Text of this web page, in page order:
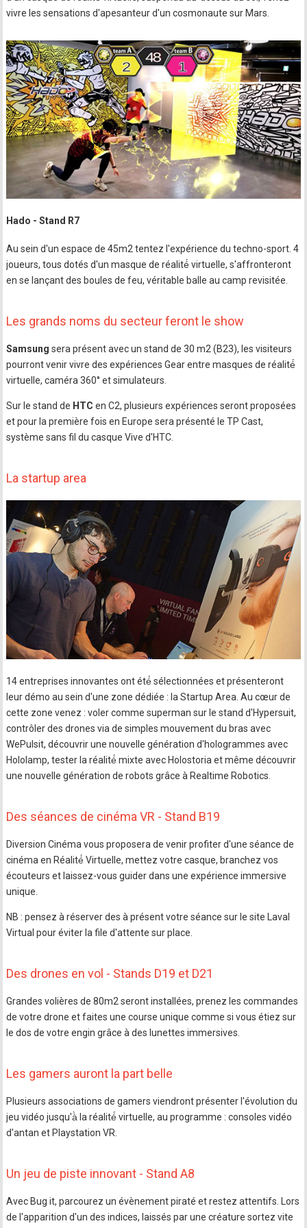
vivre les sensations d'apesanteur d'un cosmonaute sur Mars.
Hado - Stand R7
Au sein d'un espace de 45m2 tentez l'expérience du techno-sport. 4
joueurs, tous dotés d'un masque de réalité́ virtuelle, s'affronteront
en se lançant des boules de feu, véritable balle au camp revisitée.
Les grands noms du secteur feront le show
Samsungsera présent avec un stand de 30 m2 (B23), les visiteurs
pourront venir vivre des expériences Gear entre masques de réalité́
virtuelle, caméra 360° et simulateurs.
Sur le stand de HTCen C2, plusieurs expériences seront proposées
et pour la première fois en Europe sera présenté le TP Cast,
système sans fil du casque Vive d'HTC.
La startup area
14 entreprises innovantes ont été́ sélectionnées et présenteront
leur démo au sein d'une zone dédiée : la Startup Area. Au cœur de
cette zone venez : voler comme superman sur le stand d'Hypersuit,
contrôler des drones via de simples mouvement du bras avec
WePulsit, découvrir une nouvelle génération d'hologrammes avec
Hololamp, tester la réalité́ mixte avec Holostoria et même découvrir
une nouvelle génération de robots grâce à Realtime Robotics.
Des séances de cinéma VR - Stand B19
Diversion Cinéma vous proposera de venir profiter d'une séance de
cinéma en Réalité́ Virtuelle, mettez votre casque, branchez vos
écouteurs et laissez-vous guider dans une expérience immersive
unique.
NB : pensez à réserver des à présent votre séance sur le site Laval
Virtual pour éviter la file d'attente sur place.
Des drones en vol - Stands D19 et D21
Grandes volières de 80m2 seront installées, prenez les commandes
de votre drone et faites une course unique comme si vous étiez sur
le dos de votre engin grâce à des lunettes immersives.
Les gamers auront la part belle
Plusieurs associations de gamers viendront présenter l'évolution du
jeu vidéo jusqu'à̀ la réalité́ virtuelle, au programme : consoles vidéo
d'antan et Playstation VR.
Un jeu de piste innovant - Stand A8
Avec Bug it, parcourez un évènement piraté et restez attentifs. Lors
de l'apparition d'un des indices, laissés par une créature sortez vite